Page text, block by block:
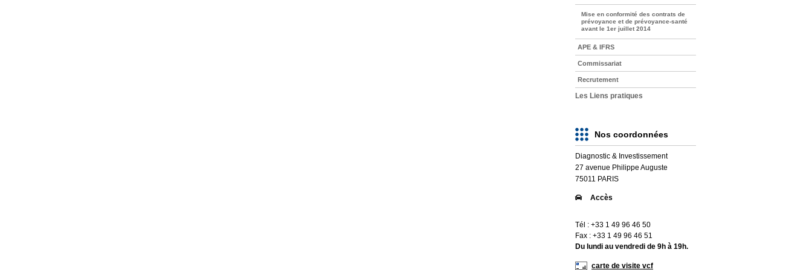
Mise en conformité des contrats de
prévoyance et de prévoyance-santé
avant le 1er juillet 2014
APE & IFRS
Commissariat
Recrutement
Les Liens pratiques
Nos coordonnées
Diagnostic & Investissement
27 avenue Philippe Auguste
75011 PARIS
Accès
Tél : +33 1 49 96 46 50
Fax : +33 1 49 96 46 51
Du lundi au vendredi de 9h à 19h.
carte de visite vcf